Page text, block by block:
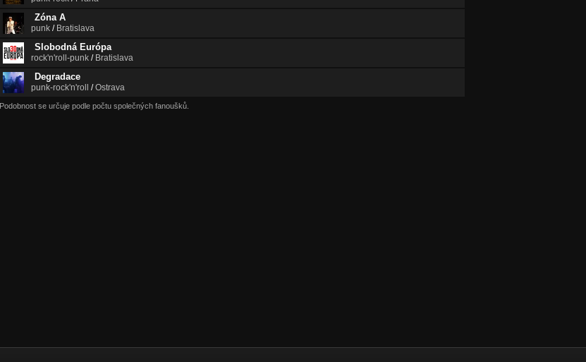
Zóna A
punk / Bratislava
Slobodná Európa
rock'n'roll-punk / Bratislava
Degradace
punk-rock'n'roll /Ostrava
Podobnost se určuje podle počtu společných fanoušků.